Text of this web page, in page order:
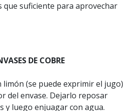
que suficiente para aprovechar
DE COBRE
limón (se puede exprimir el jugo)
del envase. Dejarlo reposar
y luego enjuagar con agua.